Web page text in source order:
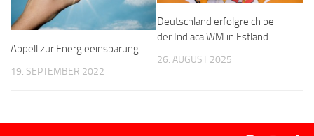
Appell zur Energieeinsparung
19. SEPTEMBER 2022
Deutschland erfolgreich bei
der Indiaca WM in Estland
26. AUGUST 2025